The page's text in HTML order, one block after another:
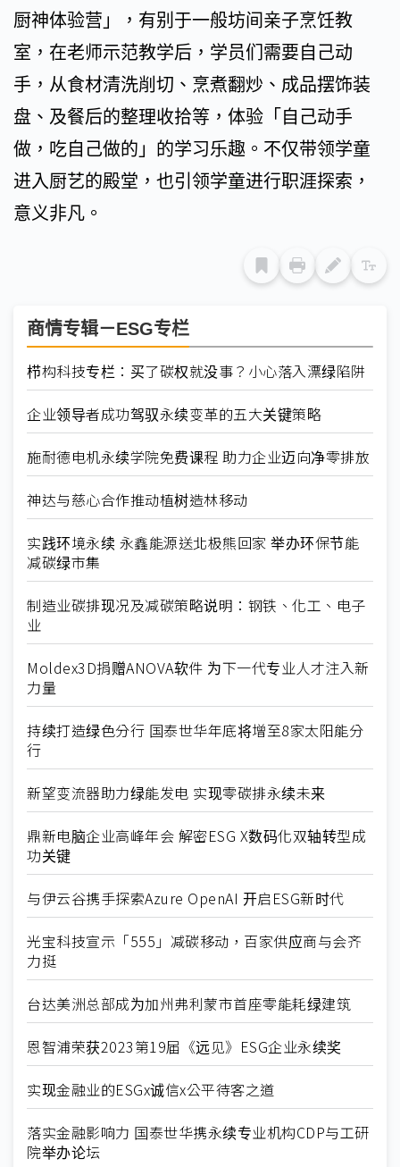
厨神体验营」，有别于一般坊间亲子烹饪教
室，在老师示范教学后，学员们需要自己动
手，从食材清洗削切、烹煮翻炒、成品摆饰装
盘、及餐后的整理收拾等，体验「自己动手
做，吃自己做的」的学习乐趣。不仅带领学童
进入厨艺的殿堂，也引领学童进行职涯探索，
意义非凡。
商情专辑－ESG专栏
栉构科技专栏：买了碳权就没事？小心落入漂绿陷阱
企业领导者成功驾驭永续变革的五大关键策略
施耐德电机永续学院免费课程 助力企业迈向净零排放
神达与慈心合作推动植树造林移动
实践环境永续 永鑫能源送北极熊回家 举办环保节能
减碳绿市集
制造业碳排现况及减碳策略说明：钢铁、化工、电子
业
Moldex3D捐赠ANOVA软件 为下一代专业人才注入新
力量
持续打造绿色分行 国泰世华年底将增至8家太阳能分
行
新望变流器助力绿能发电 实现零碳排永续未来
鼎新电脑企业高峰年会 解密ESG X数码化双轴转型成
功关键
与伊云谷携手探索Azure OpenAI 开启ESG新时代
光宝科技宣示「555」减碳移动，百家供应商与会齐
力挺
台达美洲总部成为加州弗利蒙市首座零能耗绿建筑
恩智浦荣获2023第19届《远见》ESG企业永续奖
实现金融业的ESGx诚信x公平待客之道
落实金融影响力 国泰世华携永续专业机构CDP与工研
院举办论坛